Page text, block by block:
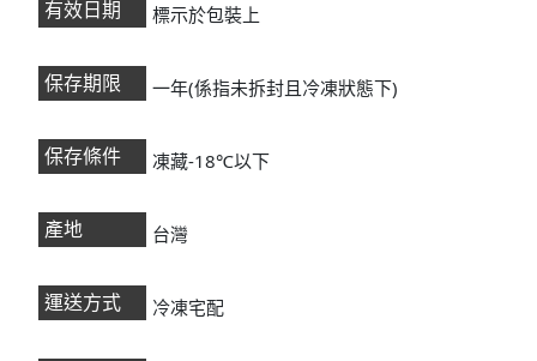
有效日期 標示於包裝上
保存期限 一年(係指未拆封且冷凍狀態下)
保存條件 凍藏-18℃以下
產地 台灣
運送方式 冷凍宅配